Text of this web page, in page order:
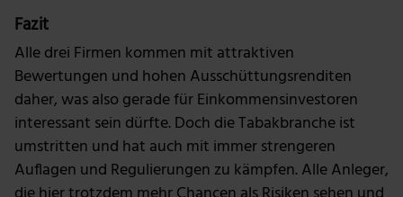
Fazit
Alle drei Firmen kommen mit attraktiven
Bewertungen und hohen Ausschüttungsrenditen
daher, was also gerade für Einkommensinvestoren
interessant sein dürfte. Doch die Tabakbranche ist
umstritten und hat auch mit immer strengeren
Auflagen und Regulierungen zu kämpfen. Alle Anleger,